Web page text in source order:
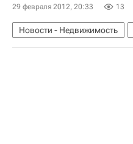
29 февраля 2012, 20:33 13
Новости - Недвижимость
"Зеленое" строительство